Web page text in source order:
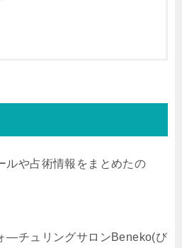
ルや占術情報をまとめたの
―チュリングサロンBeneko(び